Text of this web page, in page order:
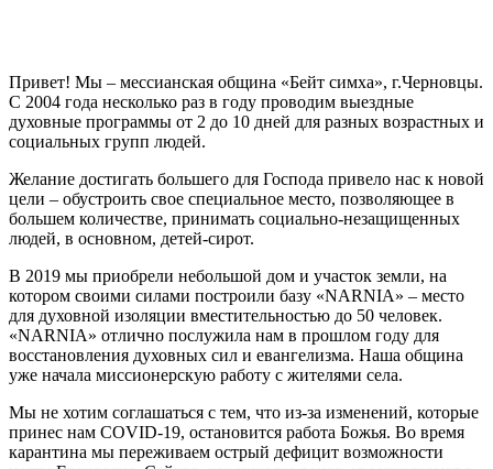
Привет! Мы – мессианская община «Бейт симха», г.Черновцы.
С 2004 года несколько раз в году проводим выездные
духовные программы от 2 до 10 дней для разных возрастных и
социальных групп людей.
Желание достигать большего для Господа привело нас к новой
цели – обустроить свое специальное место, позволяющее в
большем количестве, принимать социально-незащищенных
людей, в основном, детей-сирот.
В 2019 мы приобрели небольшой дом и участок земли, на
котором своими силами построили базу «NARNIA» – место
для духовной изоляции вместительностью до 50 человек.
«NARNIA» отлично послужила нам в прошлом году для
восстановления духовных сил и евангелизма. Наша община
уже начала миссионерскую работу с жителями села.
Мы не хотим соглашаться с тем, что из-за изменений, которые
принес нам COVID-19, остановится работа Божья. Во время
карантина мы переживаем острый дефицит возможности